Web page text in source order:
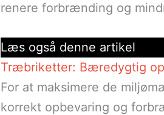
renere forbrænding og
Læs også denne artikel
Træbriketter: Bæredygtig
For at maksimere de
korrekt opbevaring og